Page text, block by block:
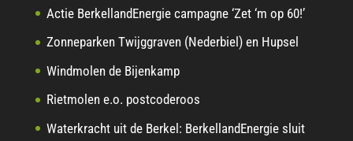
Actie BerkellandEnergie campagne ‘Zet ‘m op 60!’
Zonneparken Twijggraven (Nederbiel) en Hupsel
Windmolen de Bijenkamp
Rietmolen e.o. postcoderoos
Waterkracht uit de Berkel: BerkellandEnergie sluit